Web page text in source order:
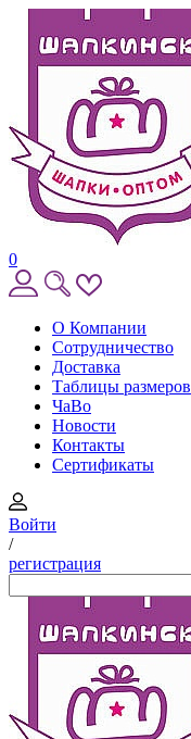
0
О Компании
Сотрудничество
Доставка
Таблицы размеров
ЧаВо
Новости
Контакты
Сертификаты
Войти
/
регистрация